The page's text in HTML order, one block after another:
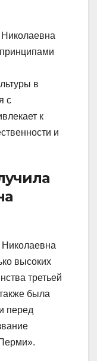
Николаевна
в
с
к
и
Николаевна
высоких
третьей
была
перед